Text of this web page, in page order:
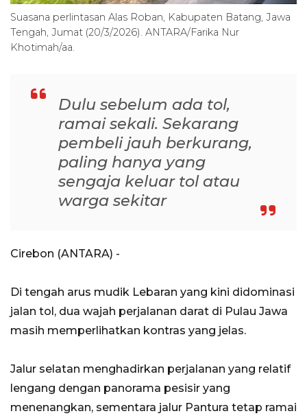
Suasana perlintasan Alas Roban, Kabupaten Batang, Jawa
Tengah, Jumat (20/3/2026). ANTARA/Farika Nur
Khotimah/aa.
Dulu sebelum ada tol,
ramai sekali. Sekarang
pembeli jauh berkurang,
paling hanya yang
sengaja keluar tol atau
warga sekitar
Cirebon (ANTARA) -
Di tengah arus mudik Lebaran yang kini didominasi
jalan tol, dua wajah perjalanan darat di Pulau Jawa
masih memperlihatkan kontras yang jelas.
Jalur selatan menghadirkan perjalanan yang relatif
lengang dengan panorama pesisir yang
menenangkan, sementara jalur Pantura tetap ramai